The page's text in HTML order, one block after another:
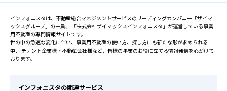
インフォニスタは、不動産総合マネジメントサービスのリーディングカンパニー「ザイマ
ックスグループ」の一員、 「株式会社ザイマックスインフォニスタ」が運営している事業
用不動産の専門情報サイトです。
世の中の急速な変化に伴い、事業用不動産の使い方、探し方にも新たな形が求められる
中、 テナント企業様・不動産会社様など、皆様の事業のお役に立てる情報発信を心がけて
おります。
インフォニスタの関連サービス